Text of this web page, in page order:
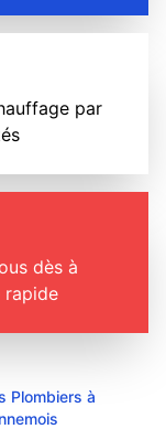
par
dès à
rapide
Plombiers à